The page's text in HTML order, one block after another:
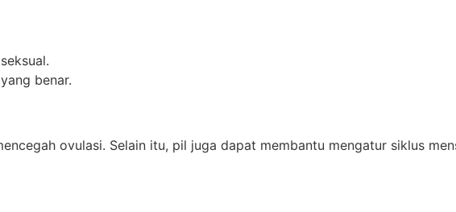
benar.
ovulasi. Selain itu, pil juga dapat membantu mengatur siklus